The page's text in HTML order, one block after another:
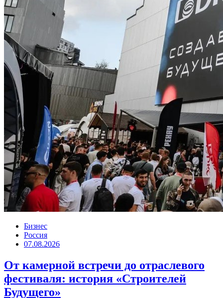
Бизнес
Россия
07.08.2026
От камерной встречи до отраслевого
фестиваля: история «Строителей
Будущего»